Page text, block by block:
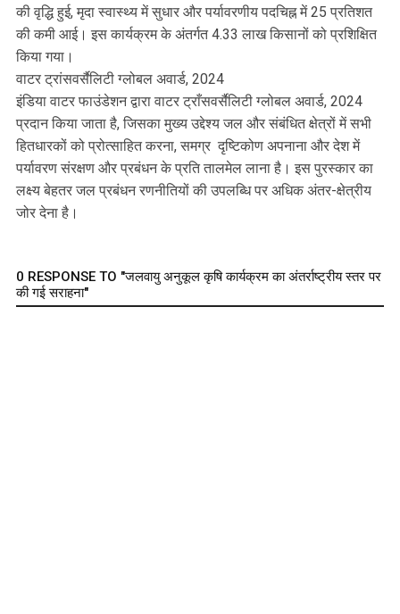
की वृद्धि हुई, मृदा स्वास्थ्य में सुधार और पर्यावरणीय पदचिह्न में 25 प्रतिशत
की कमी आई। इस कार्यक्रम के अंतर्गत 4.33 लाख किसानों को प्रशिक्षित
किया गया।
वाटर ट्रांसवर्सैलिटी ग्लोबल अवार्ड, 2024
इंडिया वाटर फाउंडेशन द्वारा वाटर ट्राँसवर्सैलिटी ग्लोबल अवार्ड, 2024
प्रदान किया जाता है, जिसका मुख्य उद्देश्य जल और संबंधित क्षेत्रों में सभी
हितधारकों को प्रोत्साहित करना, समग्र दृष्टिकोण अपनाना और देश में
पर्यावरण संरक्षण और प्रबंधन के प्रति तालमेल लाना है। इस पुरस्कार का
लक्ष्य बेहतर जल प्रबंधन रणनीतियों की उपलब्धि पर अधिक अंतर-क्षेत्रीय
जोर देना है।
0 RESPONSE TO "जलवायु अनुकूल कृषि कार्यक्रम का अंतर्राष्ट्रीय स्तर पर
की गई सराहना"